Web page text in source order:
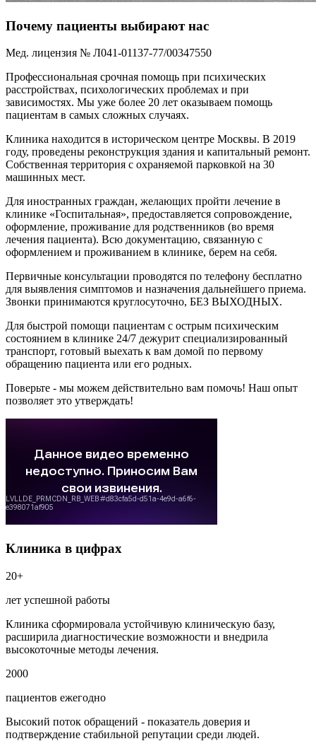
Почему пациенты выбирают нас
Мед. лицензия № Л041-01137-77/00347550
Профессиональная срочная помощь при психических
расстройствах, психологических проблемах и при
зависимостях. Мы уже более 20 лет оказываем помощь
пациентам в самых сложных случаях.
Клиника находится в историческом центре Москвы. В 2019
году, проведены реконструкция здания и капитальный ремонт.
Собственная территория с охраняемой парковкой на 30
машинных мест.
Для иностранных граждан, желающих пройти лечение в
клинике «Госпитальная», предоставляется сопровождение,
оформление, проживание для родственников (во время
лечения пациента). Всю документацию, связанную с
оформлением и проживанием в клинике, берем на себя.
Первичные консультации проводятся по телефону бесплатно
для выявления симптомов и назначения дальнейшего приема.
Звонки принимаются круглосуточно, БЕЗ ВЫХОДНЫХ.
Для быстрой помощи пациентам с острым психическим
состоянием в клинике 24/7 дежурит специализированный
транспорт, готовый выехать к вам домой по первому
обращению пациента или его родных.
Поверьте - мы можем действительно вам помочь! Наш опыт
позволяет это утверждать!
Клиника в цифрах
20+
лет успешной работы
Клиника сформировала устойчивую клиническую базу,
расширила диагностические возможности и внедрила
высокоточные методы лечения.
2000
пациентов ежегодно
Высокий поток обращений - показатель доверия и
подтверждение стабильной репутации среди людей.